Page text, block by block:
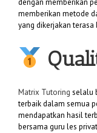
memberikan metode
yang dikerjakan terasa
Matrix Tutoring selalu
terbaik dalam semua
mendapatkan hasil
bersama guru les